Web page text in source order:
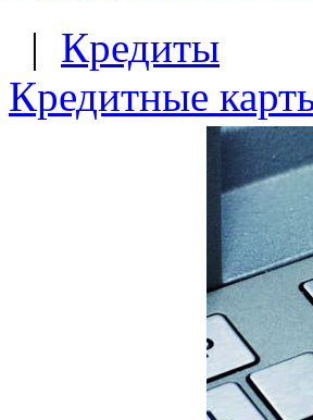
| Кредиты
Кредитные